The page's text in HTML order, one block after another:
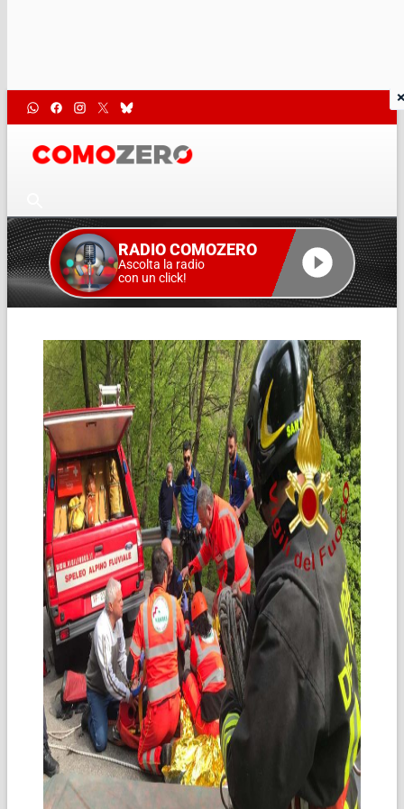
RADIO COMOZERO
Ascolta la radio
con un click!